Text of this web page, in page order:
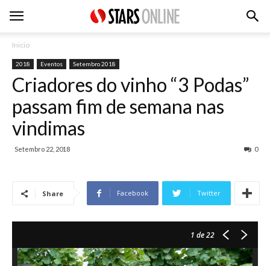
Inicio
2018 Eventos Setembro 2018
Criadores do vinho “3 Podas”
passam fim de semana nas
vindimas
Setembro 22, 2018 0
Share Facebook Twitter
1 de 22